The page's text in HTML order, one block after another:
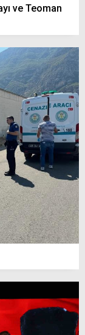
ve Teoman